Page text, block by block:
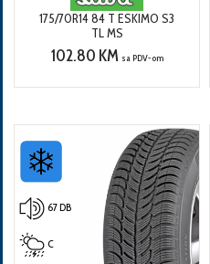
175/70R14 84 T ESKIMO S3
TL MS
102.80 KM sa PDV-om
67 DB
C